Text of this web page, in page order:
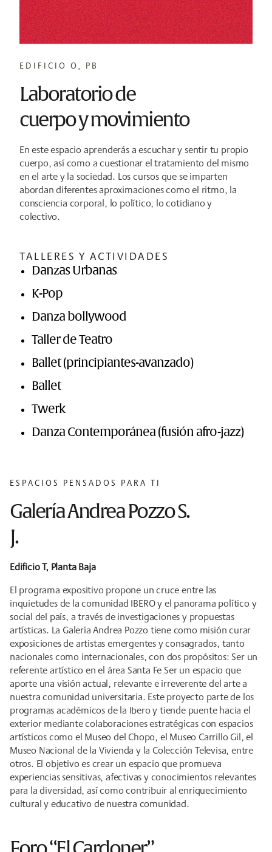
EDIFICIO O, PB
Laboratorio de
cuerpo y movimiento
En este espacio aprenderás a escuchar y sentir tu propio
cuerpo, así como a cuestionar el tratamiento del mismo
en el arte y la sociedad. Los cursos que se imparten
abordan diferentes aproximaciones como el ritmo, la
consciencia corporal, lo político, lo cotidiano y
colectivo.
TALLERES Y ACTIVIDADES
Danzas Urbanas
K-Pop
Danza bollywood
Taller de Teatro
Ballet (principiantes-avanzado)
Ballet
Twerk
Danza Contemporánea (fusión afro-jazz)
ESPACIOS PENSADOS PARA TI
Galería Andrea Pozzo S.
J.
Edificio T, Planta Baja
El programa expositivo propone un cruce entre las
inquietudes de la comunidad IBERO y el panorama político y
social del país, a través de investigaciones y propuestas
artísticas. La Galería Andrea Pozzo tiene como misión curar
exposiciones de artistas emergentes y consagrados, tanto
nacionales como internacionales, con dos propósitos: Ser un
referente artístico en el área Santa Fe Ser un espacio que
aporte una visión actual, relevante e irreverente del arte a
nuestra comunidad universitaria. Este proyecto parte de los
programas académicos de la Ibero y tiende puente hacia el
exterior mediante colaboraciones estratégicas con espacios
artísticos como el Museo del Chopo, el Museo Carrillo Gil, el
Museo Nacional de la Vivienda y la Colección Televisa, entre
otros. El objetivo es crear un espacio que promueva
experiencias sensitivas, afectivas y conocimientos relevantes
para la diversidad, así como contribuir al enriquecimiento
cultural y educativo de nuestra comunidad.